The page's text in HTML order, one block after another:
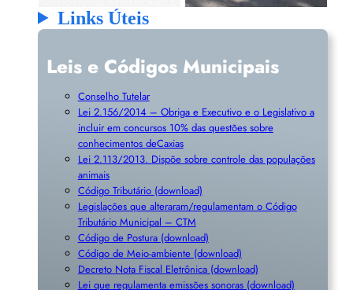
Links Úteis
Leis e Códigos Municipais
Conselho Tutelar
Lei 2.156/2014 – Obriga e Executivo e o Legislativo a
incluir em concursos 10% das questões sobre
conhecimentos deCaxias
Lei 2.113/2013. Dispõe sobre controle das populações
animais
Código Tributário (download)
Legislações que alteraram/regulamentam o Código
Tributário Municipal – CTM
Código de Postura (download)
Código de Meio-ambiente (download)
Decreto Nota Fiscal Eletrônica (download)
Lei que regulamenta emissões sonoras (download)